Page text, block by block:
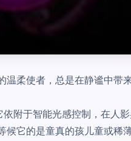
柔使者，总是在静谧中带
附于智能光感控制，在人
它的是童真的孩儿童或稀